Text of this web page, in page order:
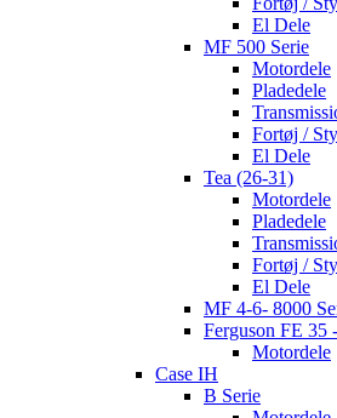
El Dele
MF 500 Serie
Motordele
Pladedele
Fortøj /
El Dele
Tea (26-31)
Motordele
Pladedele
Fortøj /
El Dele
MF 4-6- 8000
Ferguson FE 35
Motordele
Case IH
B Serie